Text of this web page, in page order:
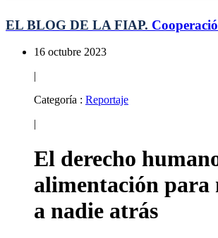
EL BLOG DE LA FIAP.
16 octubre 2023
|
Categoría : Reportaje
|
El derecho
alimentación para
a nadie atrás